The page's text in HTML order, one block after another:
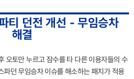
티 던전 개선 - 무임승차
해결
오토만 누르고 잠수를 타 다른 이용자들의 수
파던 무임승차 이슈를 해소하는 패치가 적용